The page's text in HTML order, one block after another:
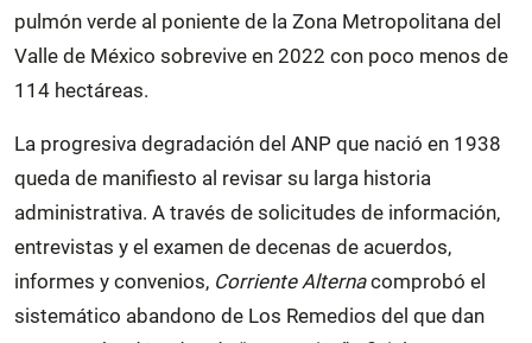
pulmón verde al poniente de la Zona Metropolitana del
Valle de México sobrevive en 2022 con poco menos de
114 hectáreas.
La progresiva degradación del ANP que nació en 1938
queda de manifiesto al revisar su larga historia
administrativa. A través de solicitudes de información,
entrevistas y el examen de decenas de acuerdos,
informes y convenios, Corriente Alternacomprobó el
sistemático abandono de Los Remedios del que dan